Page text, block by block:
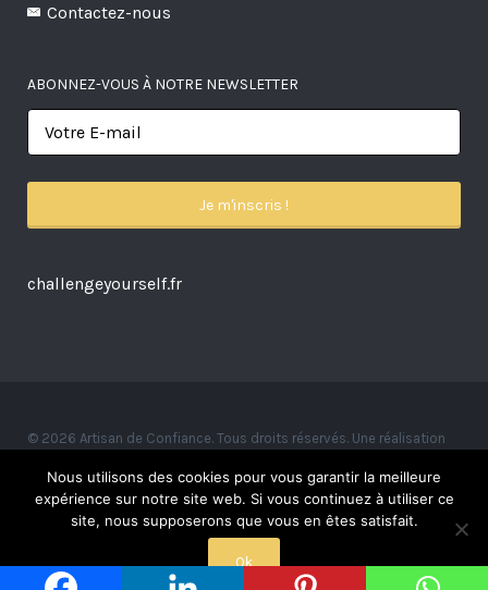
Contactez-nous
ABONNEZ-VOUS À NOTRE NEWSLETTER
challengeyourself.fr
© 2026 Artisan de Confiance. Tous droits réservés. Une réalisation
Nous utilisons des cookies pour vous garantir la meilleure
expérience sur notre site web. Si vous continuez à utiliser ce
site, nous supposerons que vous en êtes satisfait.
Ok